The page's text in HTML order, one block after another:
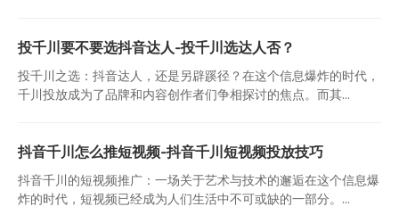
投千川要不要选抖音达人-投千川选达人否？
投千川之选：抖音达人，还是另辟蹊径？在这个信息爆炸的时代，
千川投放成为了品牌和内容创作者们争相探讨的焦点。而其...
抖音千川怎么推短视频-抖音千川短视频投放技巧
抖音千川的短视频推广：一场关于艺术与技术的邂逅在这个信息爆
炸的时代，短视频已经成为人们生活中不可或缺的一部分。...